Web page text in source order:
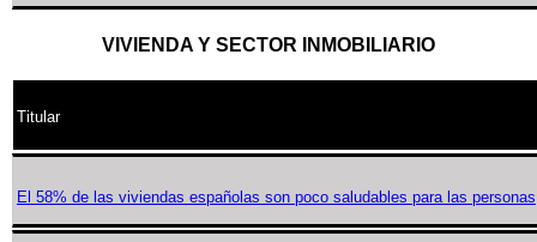
VIVIENDA Y SECTOR INMOBILIARIO
Titular
El 58% de las viviendas españolas son poco saludables para las personas